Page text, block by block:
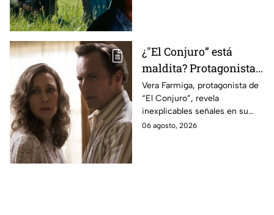
¿"El Conjuro” está
maldita? Protagonista
revela INQUIETANTES
señales en su cuerpo
durante la grabación de
la película
Vera Farmiga, protagonista de
“El Conjuro”, revela
inexplicables señales en su
cuerpo durante el rodaje de la
06 agosto, 2026